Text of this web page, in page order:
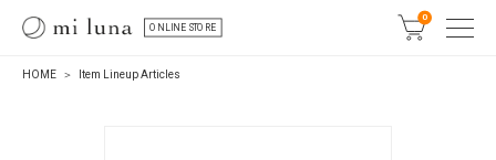
ONLINE STORE
0
HOME Item Lineup Articles